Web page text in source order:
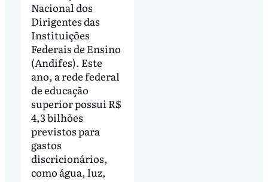
Nacional dos
Dirigentes das
Instituições
Federais de Ensino
(Andifes). Este
ano, a rede federal
de educação
superior possui R$
4,3 bilhões
previstos para
gastos
discricionários,
como água, luz,